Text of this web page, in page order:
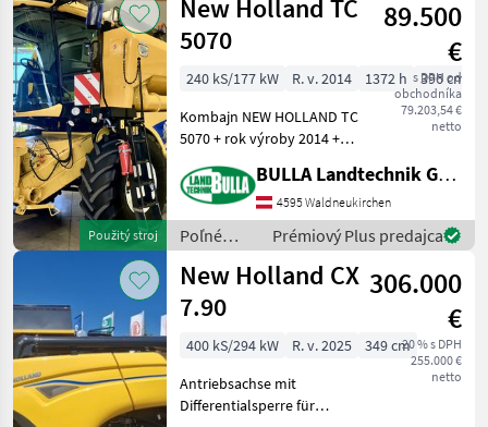
stroje /
New
Holland
Použitý stroj
New Holland TC
5070
89.500
€
s DPH od
obchodníka
79.203,54 €
netto
240 kS/177 kW R. v. 2014 1372 h
396 cm
Kombajn NEW HOLLAND TC
5070 + rok výroby 2014 +
motora + 1372
prevádzkových hodín
bubna + 240 PS + 5
otriasacích valcov +
pneumatiky 650/75
BULLA Landtechnik GmbH
4595 Waldneukirchen
Poľné
zberové
stroje /
New
Holland
Prémiový Plus predajca
New Holland CX
7.90
306.000
€
20 % s DPH
255.000 €
netto
400 kS/294 kW R. v. 2025
349 cm
Antriebsachse mit
Differentialsperre für